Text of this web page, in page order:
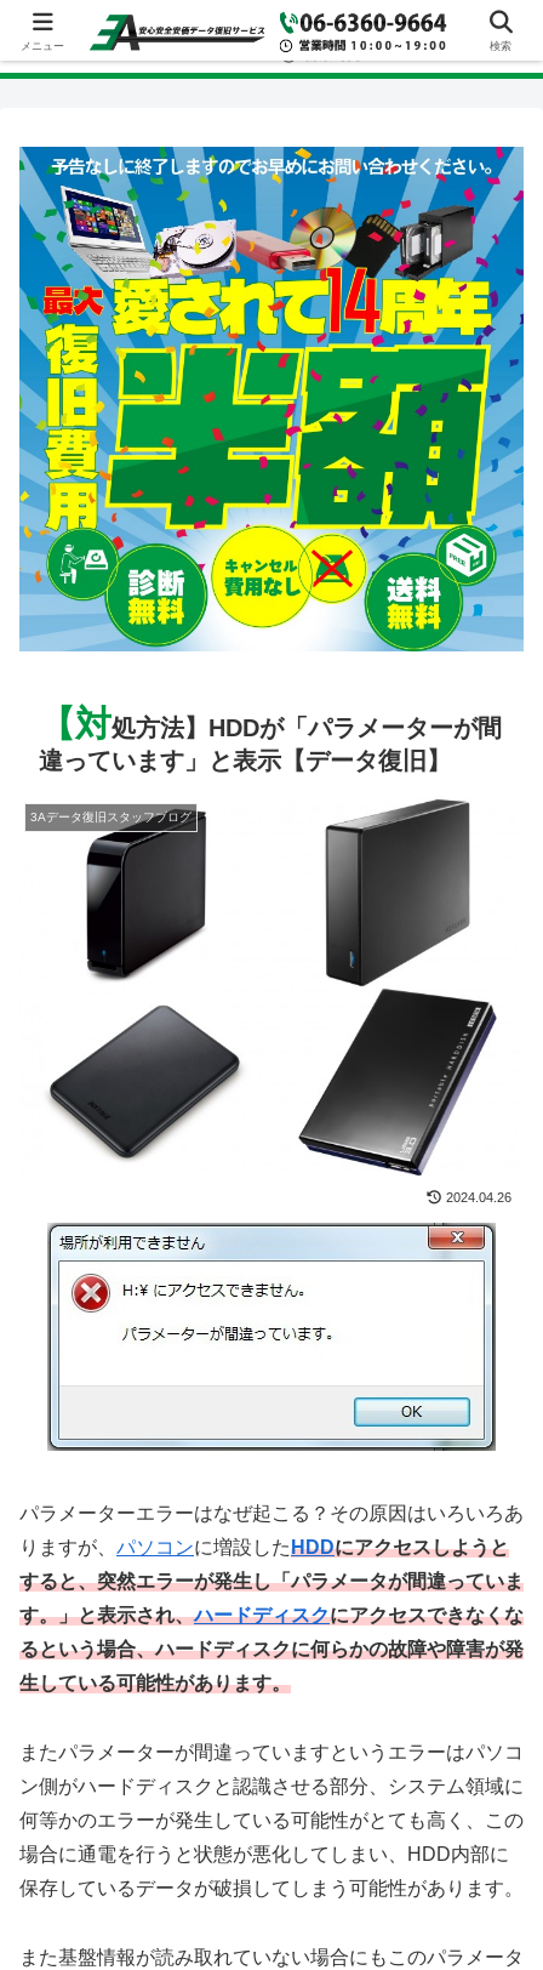
【対処方法】HDDが「パラメーターが間
違っています」と表示【データ復旧】
3Aデータ復旧スタッフブログ
2024.04.26
パラメーターエラーはなぜ起こる？その原因はいろいろあ
りますが、 パソコンに増設したHDDにアクセスしようと
すると、突然エラーが発生し「パラメータが間違っていま
す。」と表示され、ハードディスクにアクセスできなくな
るという場合、ハードディスクに何らかの故障や障害が発
生している可能性があります。
またパラメーターが間違っていますというエラーはパソコ
ン側がハードディスクと認識させる部分、システム領域に
何等かのエラーが発生している可能性がとても高く、この
場合に通電を行うと状態が悪化してしまい、HDD内部に
保存しているデータが破損してしまう可能性があります。
また基盤情報が読み取れていない場合にもこのパラメータ
メニュー 検索